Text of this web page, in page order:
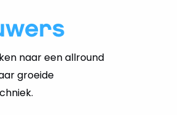
naar een allround
groeide